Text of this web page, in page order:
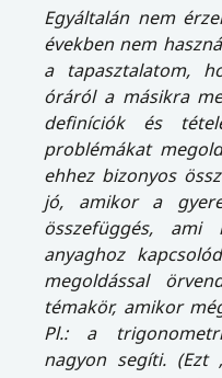
Egyáltalán nem
években nem
a tapasztalatom,
óráról a másikra
definíciók és
problémákat
ehhez bizonyos
jó, amikor a
összefüggés,
anyaghoz
megoldással
témakör, amikor
Pl.: a
nagyon segíti. (Ezt